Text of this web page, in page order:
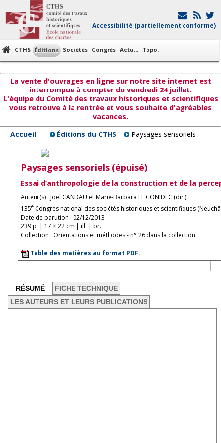
Accessibilité (partiellement conforme)
CTHS Éditions Sociétés Congrès Actu... Topo.
La vente d'ouvrages en ligne sur notre site internet est
interrompue à compter du vendredi 24 juillet.
L'équipe du Comité des travaux historiques et scientifiques
vous retrouve à la rentrée et vous souhaite d'agréables
vacances.
Accueil
Éditions du CTHS Paysages sensoriels
Paysages sensoriels (épuisé)
Essai d’anthropologie de la construction et de la
Auteur(s) : Joël CANDAU et Marie-Barbara LE GONIDEC (dir.)
135e Congrès national des sociétés historiques et scientifiques
Date de parution : 02/12/2013
239 p. | 17 × 22 cm | ill. | br.
Collection : Orientations et méthodes - n° 26 dans la collection
Table des matières au format PDF.
RÉSUMÉ
FICHE TECHNIQUE
LES AUTEURS ET LEURS PUBLICATIONS